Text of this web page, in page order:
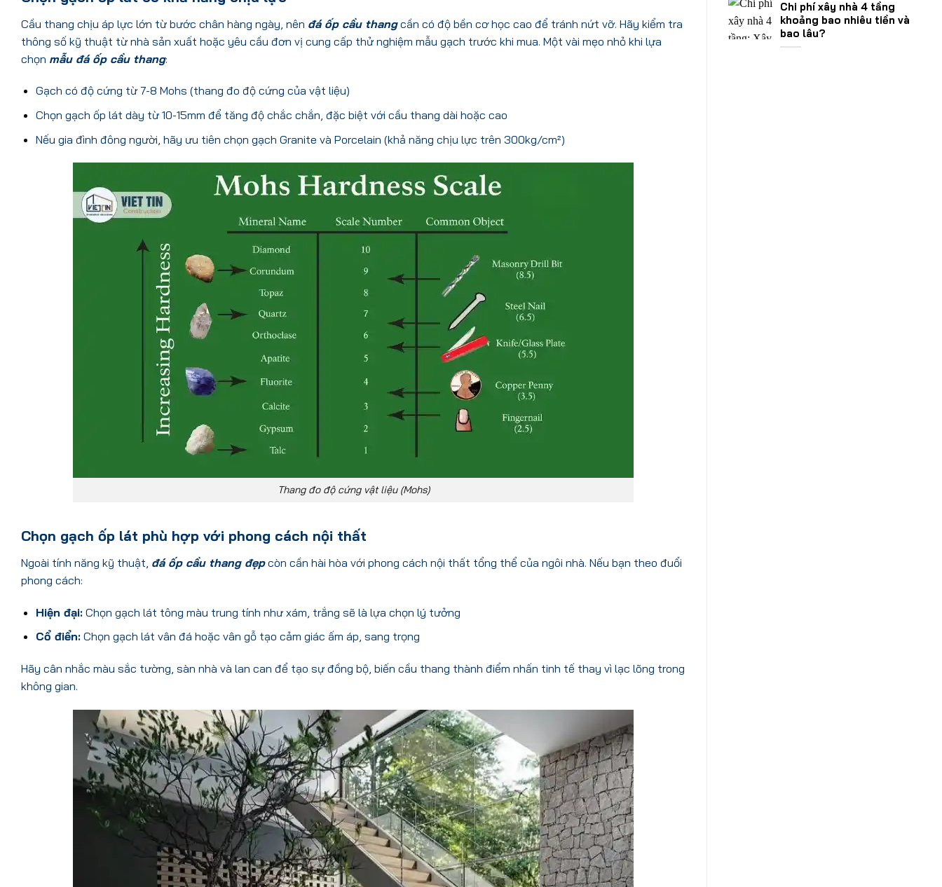
Cầu thang chịu áp lực lớn từ bước chân hàng ngày, nên đá ốp cầu thangcần có độ bền cơ học cao để tránh nứt vỡ. Hãy kiểm tra
thông số kỹ thuật từ nhà sản xuất hoặc yêu cầu đơn vị cung cấp thử nghiệm mẫu gạch trước khi mua. Một vài mẹo nhỏ khi lựa
chọn mẫu đá ốp cầu thang:
Gạch có độ cứng từ 7-8 Mohs (thang đo độ cứng của vật liệu)
Chọn gạch ốp lát dày từ 10-15mm để tăng độ chắc chắn, đặc biệt với cầu thang dài hoặc cao
Nếu gia đình đông người, hãy ưu tiên chọn gạch Granite và Porcelain (khả năng chịu lực trên 300kg/cm²)
Thang đo độ cứng vật liệu (Mohs)
Chọn gạch ốp lát phù hợp với phong cách nội thất
Ngoài tính năng kỹ thuật, đá ốp cầu thang đẹpcòn cần hài hòa với phong cách nội thất tổng thể của ngôi nhà. Nếu bạn theo đuổi
phong cách:
Hiện đại:Chọn gạch lát tông màu trung tính như xám, trắng sẽ là lựa chọn lý tưởng
Cổ điển:Chọn gạch lát vân đá hoặc vân gỗ tạo cảm giác ấm áp, sang trọng
Hãy cân nhắc màu sắc tường, sàn nhà và lan can để tạo sự đồng bộ, biến cầu thang thành điểm nhấn tinh tế thay vì lạc lõng trong
không gian.
Chi phí xây nhà 4 tầng
khoảng bao nhiêu tiền và
bao lâu?